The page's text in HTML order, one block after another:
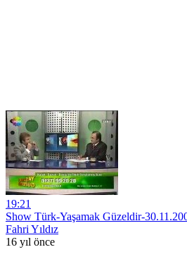
19:21
Show Türk-Yaşamak Güzeldir-
Fahri Yıldız
16 yıl önce